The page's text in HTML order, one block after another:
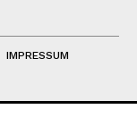
IMPRESSUM